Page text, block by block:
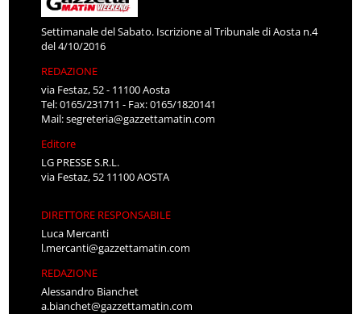
Settimanale del Sabato. Iscrizione al Tribunale di Aosta n.4
del 4/10/2016
REDAZIONE
via Festaz, 52 - 11100 Aosta
Tel: 0165/231711 - Fax: 0165/1820141
Mail:segreteria@gazzettamatin.com
Editore
LG PRESSE S.R.L.
via Festaz, 52 11100 AOSTA
DIRETTORE RESPONSABILE
Luca Mercanti
l.mercanti@gazzettamatin.com
REDAZIONE
Alessandro Bianchet
a.bianchet@gazzettamatin.com